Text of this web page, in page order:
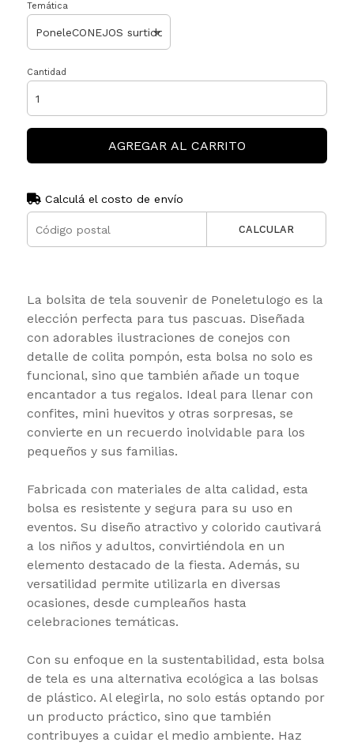
Temática
Cantidad
AGREGAR AL CARRITO
Calculá el costo de envío
CALCULAR
La bolsita de tela souvenir de Poneletulogo es la
elección perfecta para tus pascuas. Diseñada
con adorables ilustraciones de conejos con
detalle de colita pompón, esta bolsa no solo es
funcional, sino que también añade un toque
encantador a tus regalos. Ideal para llenar con
confites, mini huevitos y otras sorpresas, se
convierte en un recuerdo inolvidable para los
pequeños y sus familias.
Fabricada con materiales de alta calidad, esta
bolsa es resistente y segura para su uso en
eventos. Su diseño atractivo y colorido cautivará
a los niños y adultos, convirtiéndola en un
elemento destacado de la fiesta. Además, su
versatilidad permite utilizarla en diversas
ocasiones, desde cumpleaños hasta
celebraciones temáticas.
Con su enfoque en la sustentabilidad, esta bolsa
de tela es una alternativa ecológica a las bolsas
de plástico. Al elegirla, no solo estás optando por
un producto práctico, sino que también
contribuyes a cuidar el medio ambiente. Haz